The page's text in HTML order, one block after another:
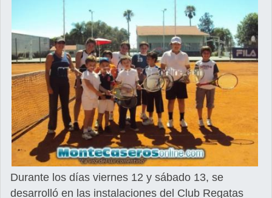
Durante los días viernes 12 y sábado 13, se
desarrolló en las instalaciones del Club Regatas